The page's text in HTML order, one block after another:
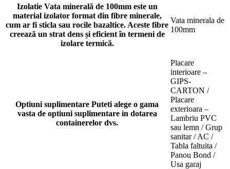
Izolatie Vata minerală de 100mm este un
material izolator format din fibre minerale,
cum ar fi sticla sau rocile bazaltice. Aceste fibre
creează un strat dens și eficient în termeni de
izolare termică.
Vata minerala de
100mm
Optiuni suplimentare Puteti alege o gama
vasta de optiuni suplimentare in dotarea
containerelor dvs.
Placare
interioare –
GIPS-
CARTON /
Placare
exterioara –
Lambriu PVC
sau lemn / Grup
sanitar / AC /
Tabla faltuita /
Panou Bond /
Usa garaj